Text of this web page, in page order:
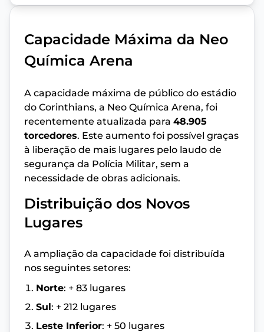
Capacidade Máxima da Neo
Química Arena
A capacidade máxima de público do estádio
do Corinthians, a Neo Química Arena, foi
recentemente atualizada para 48.905
torcedores. Este aumento foi possível graças
à liberação de mais lugares pelo laudo de
segurança da Polícia Militar, sem a
necessidade de obras adicionais.
Distribuição dos Novos
Lugares
A ampliação da capacidade foi distribuída
nos seguintes setores:
Norte: + 83 lugares
Sul: + 212 lugares
Leste Inferior: + 50 lugares